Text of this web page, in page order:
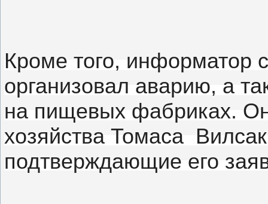
Кроме того, информатор
организовал аварию, а
на пищевых фабриках.
хозяйства Томаса
подтверждающие его